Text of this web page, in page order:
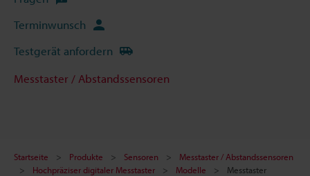
Terminwunsch
Testgerät anfordern
Messtaster / Abstandssensoren
Startseite Produkte Sensoren
Messtaster / Abstandssensoren
Hochpräziser digitaler Messtaster
Modelle
Messtaster